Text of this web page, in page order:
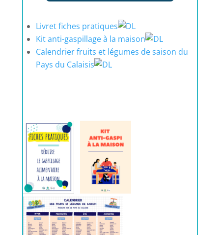
Livret fiches pratiques
Kit anti-gaspillage à la maison
Calendrier fruits et légumes de saison du
Pays du Calaisis